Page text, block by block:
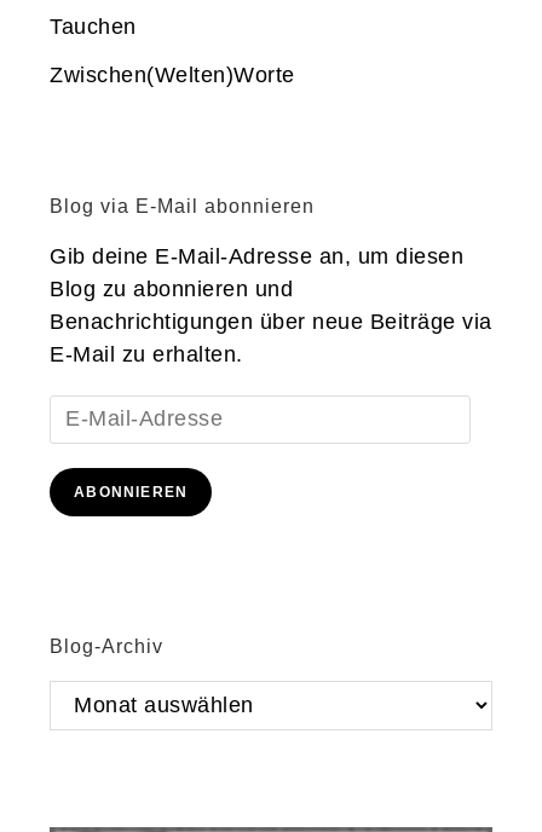
Tauchen
Zwischen(Welten)Worte
Blog via E-Mail abonnieren
Gib deine E-Mail-Adresse an, um diesen
Blog zu abonnieren und
Benachrichtigungen über neue Beiträge via
E-Mail zu erhalten.
E-
Mail-
Adresse
ABONNIEREN
Blog-Archiv
Blog-
Archiv